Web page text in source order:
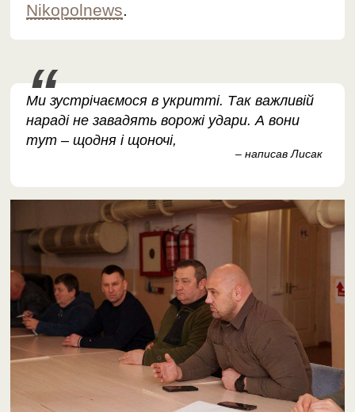
Nikopolnews.
Ми зустрічаємося в укритті. Так важливій
нараді не завадять ворожі удари. А вони
тут – щодня і щоночі,
– написав Лисак